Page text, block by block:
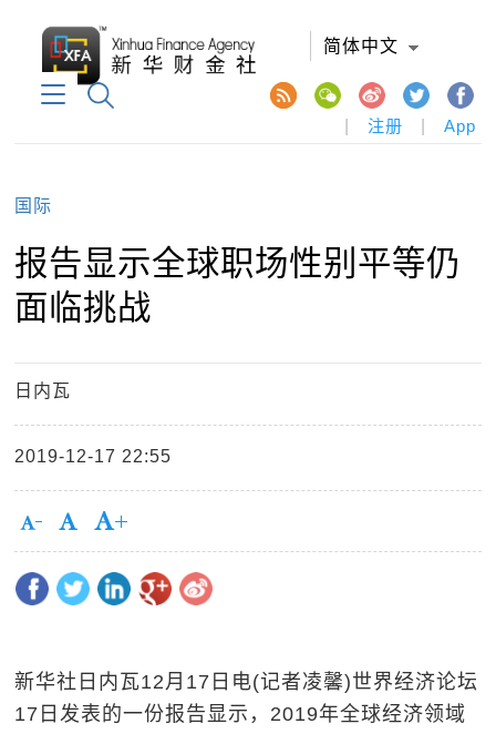
简体中文
注册 App
国际
报告显示全球职场性别平等仍
面临挑战
日内瓦
2019-12-17 22:55
新华社日内瓦12月17日电(记者凌馨)世界经济论坛
17日发表的一份报告显示，2019年全球经济领域